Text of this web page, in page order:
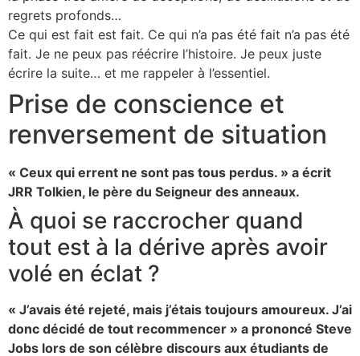
regrets profonds…
Ce qui est fait est fait. Ce qui n’a pas été fait n’a pas été
fait. Je ne peux pas réécrire l’histoire. Je peux juste
écrire la suite… et me rappeler à l’essentiel.
Prise de conscience et
renversement de situation
« Ceux qui errent ne sont pas tous perdus. » a écrit
JRR Tolkien, le père du Seigneur des anneaux.
À quoi se raccrocher quand
tout est à la dérive après avoir
volé en éclat ?
« J’avais été rejeté, mais j’étais toujours amoureux. J’ai
donc décidé de tout recommencer » a prononcé Steve
Jobs lors de son célèbre discours aux étudiants de